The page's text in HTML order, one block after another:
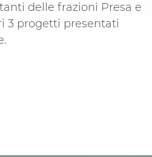
delle frazioni Presa e
3 progetti presentati